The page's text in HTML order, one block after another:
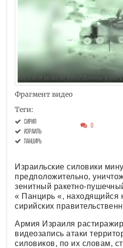
Фрагмент видео
Теги:
Сирия
Израиль
Панцирь
0
Израильские силовики
предположительно,
зенитный ракетно-
« Панцирь «, находящийся
сирийских
Армия Израиля
видеозапись атаки
силовиков, по их словам,